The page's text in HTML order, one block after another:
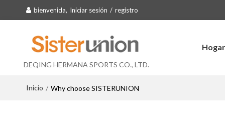
bienvenida, Iniciar sesión / registro
DEQING HERMANA SPORTS CO., LTD.
Inicio / Why choose SISTERUNION